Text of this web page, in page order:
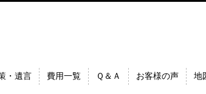
・遺言 費用一覧 Ｑ＆Ａ お客様の声 地